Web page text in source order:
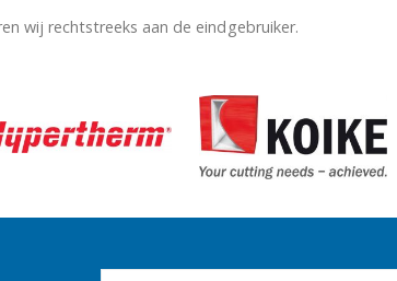
wij rechtstreeks aan de eindgebruiker.